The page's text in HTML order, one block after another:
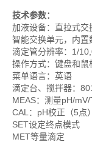
技术参数：
加液设备：直拉式交
智能交换单元，内置
滴定管分辨率：1/
操作方式：键盘和鼠
菜单语言：英语
滴定台、搅拌器：
MEAS：测量pH/mV/
CAL：pH校正（5点）
SET设定终点模式
MET等量滴定